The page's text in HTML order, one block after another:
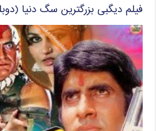
فیلم دیگبی بزرگترین سگ دنیا